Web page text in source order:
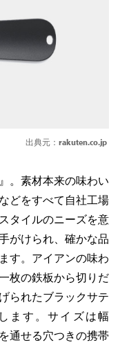
出典元： rakuten.co.jp
。素材本来の味わい
どをすべて自社工場
タイルのニーズを意
がけられ、確かな品
す。アイアンの味わ
枚の鉄板から切りだ
られたブラックサテ
ます。サイズは幅
通せる穴つきの携帯